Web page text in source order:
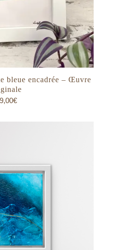
bleue encadrée – Œuvre
€